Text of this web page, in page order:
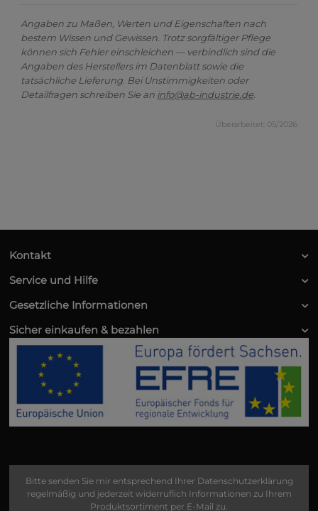
Angaben zu Maßen, Werten und Eigenschaften nach
bestem Wissen und Gewissen. Trotz sorgfältiger Pflege
können sich Fehler einschleichen — verbindlich sind die
Angaben des Herstellers im Datenblatt sowie die
tatsächliche Lieferung. Bei Unstimmigkeiten oder
Detailfragen schreiben Sie an info@ab-industrie.de
Überarbeitet: 05/2026
Kontakt
Service und Hilfe
Gesetzliche Informationen
Sicher einkaufen & bezahlen
Bitte senden Sie mir entsprechend Ihrer Datenschutzerklärung
regelmäßig und jederzeit widerruflich Informationen zu Ihrem
Produktsortiment per E-Mail zu.